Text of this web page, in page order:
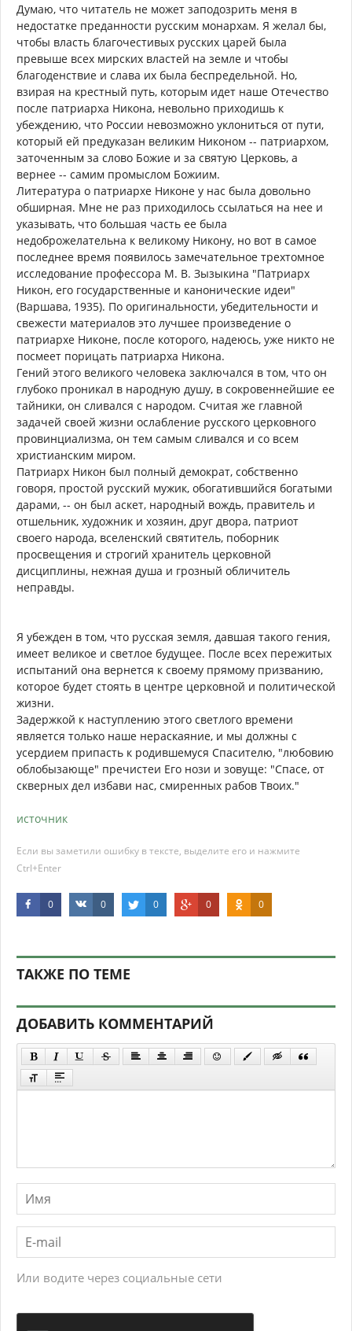
Думаю, что читатель не может заподозрить меня в
недостатке преданности русским монархам. Я желал бы,
чтобы власть благочестивых русских царей была
превыше всех мирских властей на земле и чтобы
благоденствие и слава их была беспредельной. Но,
взирая на крестный путь, которым идет наше Отечество
после патриарха Никона, невольно приходишь к
убеждению, что России невозможно уклониться от пути,
который ей предуказан великим Никоном -- патриархом,
заточенным за слово Божие и за святую Церковь, а
вернее -- самим промыслом Божиим.
Литература о патриархе Никоне у нас была довольно
обширная. Мне не раз приходилось ссылаться на нее и
указывать, что большая часть ее была
недоброжелательна к великому Никону, но вот в самое
последнее время появилось замечательное трехтомное
исследование профессора М. В. Зызыкина "Патриарх
Никон, его государственные и канонические идеи"
(Варшава, 1935). По оригинальности, убедительности и
свежести материалов это лучшее произведение о
патриархе Никоне, после которого, надеюсь, уже никто не
посмеет порицать патриарха Никона.
Гений этого великого человека заключался в том, что он
глубоко проникал в народную душу, в сокровеннейшие ее
тайники, он сливался с народом. Считая же главной
задачей своей жизни ослабление русского церковного
провинциализма, он тем самым сливался и со всем
христианским миром.
Патриарх Никон был полный демократ, собственно
говоря, простой русский мужик, обогатившийся богатыми
дарами, -- он был аскет, народный вождь, правитель и
отшельник, художник и хозяин, друг двора, патриот
своего народа, вселенский святитель, поборник
просвещения и строгий хранитель церковной
дисциплины, нежная душа и грозный обличитель
неправды.
Я убежден в том, что русская земля, давшая такого гения,
имеет великое и светлое будущее. После всех пережитых
испытаний она вернется к своему прямому призванию,
которое будет стоять в центре церковной и политической
жизни.
Задержкой к наступлению этого светлого времени
является только наше нераскаяние, и мы должны с
усердием припасть к родившемуся Спасителю, "любовию
облобызающе" пречистеи Его нози и зовуще: "Спасе, от
скверных дел избави нас, смиренных рабов Твоих."
источник
Если вы заметили ошибку в тексте, выделите его и нажмите
Ctrl+Enter
0 0 0 0 0
ТАКЖЕ ПО ТЕМЕ
ДОБАВИТЬ КОММЕНТАРИЙ
Или водите через социальные сети